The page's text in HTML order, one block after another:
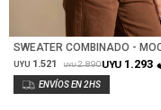
SWEATER COMBINADO -
UYU 1.521 UYU 2.890UYU 1.293